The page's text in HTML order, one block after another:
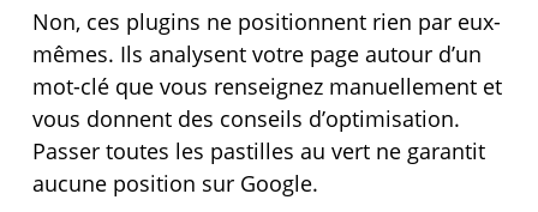
Non, ces plugins ne positionnent rien par eux-
mêmes. Ils analysent votre page autour d’un
mot-clé que vous renseignez manuellement et
vous donnent des conseils d’optimisation.
Passer toutes les pastilles au vert ne garantit
aucune position sur Google.